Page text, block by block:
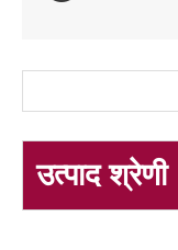
उत्पाद श्रेणी